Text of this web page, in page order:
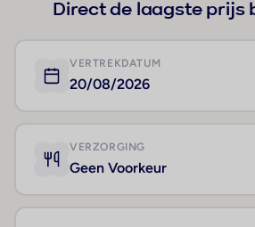
Direct de laagste prijs
VERTREKDATUM
20/08/2026
VERZORGING
Geen Voorkeur